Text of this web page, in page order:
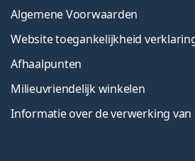
Algemene Voorwaarden
Website toegankelijkheid
Afhaalpunten
Milieuvriendelijk winkelen
Informatie over de verwerking van